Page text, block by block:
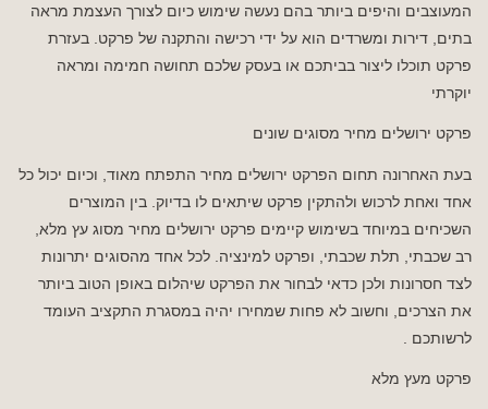
המעוצבים והיפים ביותר בהם נעשה שימוש כיום לצורך העצמת מראה
בתים, דירות ומשרדים הוא על ידי רכישה והתקנה של פרקט. בעזרת
פרקט תוכלו ליצור בביתכם או בעסק שלכם תחושה חמימה ומראה
יוקרתי
פרקט ירושלים מחיר מסוגים שונים
בעת האחרונה תחום הפרקט ירושלים מחיר התפתח מאוד, וכיום יכול כל
אחד ואחת לרכוש ולהתקין פרקט שיתאים לו בדיוק. בין המוצרים
השכיחים במיוחד בשימוש קיימים פרקט ירושלים מחיר מסוג עץ מלא,
רב שכבתי, תלת שכבתי, ופרקט למינציה. לכל אחד מהסוגים יתרונות
לצד חסרונות ולכן כדאי לבחור את הפרקט שיהלום באופן הטוב ביותר
את הצרכים, וחשוב לא פחות שמחירו יהיה במסגרת התקציב העומד
לרשותכם .
פרקט מעץ מלא